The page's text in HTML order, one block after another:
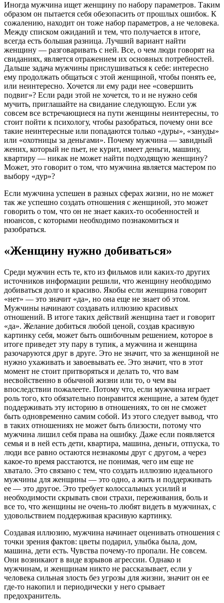
Иногда мужчина ищет женщину по набору параметров. Таким
образом он пытается себя обезопасить от прошлых ошибок. К
сожалению, находит он тоже набор параметров, а не человека.
Между списком ожиданий и тем, что получается в итоге,
всегда есть большая разница. Лучший вариант найти
женщину — разговаривать с ней. Все, о чем люди говорят на
свиданиях, является отражением их основных потребностей.
Дальше задача мужчины прислушиваться к себе: интересно
ему продолжать общаться с этой женщиной, чтобы понять ее,
или неинтересно. Хочется ли ему ради нее «совершить
подвиг»? Если ради этой не хочется, то и не нужно себя
мучить, приглашайте на свидание следующую. Если уж
совсем все встречающиеся на пути женщины неинтересны, то
стоит пойти к психологу, чтобы разобраться, почему они все
такие неинтересные или попадаются только «дуры», «зануды»
или «охотницы за деньгами». Почему мужчина — завидный
жених, который не пьет, не курит, имеет деньги, машину,
квартиру — никак не может найти подходящую женщину?
Может, это говорит о том, что мужчина является мастером по
выбору «дур»?
Если мужчина успешен в разных сферах жизни, но не может
так же успешно создать отношения с женщиной, это может
говорить о том, что он не знает каких-то особенностей и
нюансов, с которыми необходимо познакомиться и
разобраться.
«Женщину нужно добиваться»
Среди мужчин есть те, кто из фильмов или каких-то других
источников информации решили, что женщину необходимо
добиваться долго и красиво. Якобы если женщина говорит
«нет» — это значит «да», но она еще не знает об этом.
Мужчины начинают создавать иллюзию красивых
отношений. В итоге таких действий женщина тает и говорит
«да». Желание добиться любой ценой, создав красивую
картинку себя, может быть ошибочным решением, которое в
итоге приведет эту пару в тупик, а мужчина и женщина
разочаруются друг в друге. Это не значит, что за женщиной не
нужно ухаживать и завоевывать ее. Это значит, что в этот
момент не стоит притворяться и делать то, что вам
несвойственно в обычной жизни или то, о чем вы
впоследствии пожалеете. Потому что, если мужчина играет
роль того, кто обязательно понравится женщине, а затем будет
поддерживать эту историю в отношениях, то он не сможет
быть одновременно самим собой. Из этого следует вывод, что
в таких отношениях не может быть близости, потому что
мужчина лишил себя права на ошибку. Даже если появляется
семья и в ней есть дети, квартира, машина, деньги, отпуска, то
люди все равно остаются незнакомы друг с другом, а через
какое-то время расстаются, не понимая, чего им еще не
хватало. Это связано с тем, что создать иллюзию идеального
мужчины для женщины — это одно, а жить и поддерживать
ее — это другое. Это требует колоссальных усилий и
необходимости скрывать свои страхи, переживания, боль и
все то, что женщины не очень-то любят видеть в мужчинах, с
удовольствием поддерживая красивую картинку.
Создавая иллюзию, мужчина начинает оценивать отношения с
точки зрения фактов: цветы подарил, улыбка была, дом,
машина, дети есть. Чувства почему-то пропали. Не совсем.
Они возникают в виде взрывов агрессии. Однако и
мужчинам, и женщинам никто не рассказывает, если у
человека сильная злость без угрозы для жизни, значит он ее
где-то накопил и периодически у него срывает
предохранитель.